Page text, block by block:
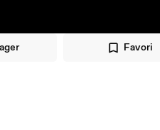
Favori